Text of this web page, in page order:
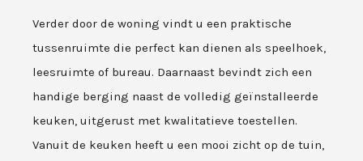
Verder door de woning vindt u een praktische
tussenruimte die perfect kan dienen als speelhoek,
leesruimte of bureau. Daarnaast bevindt zich een
handige berging naast de volledig geïnstalleerde
keuken, uitgerust met kwalitatieve toestellen.
Vanuit de keuken heeft u een mooi zicht op de tuin,